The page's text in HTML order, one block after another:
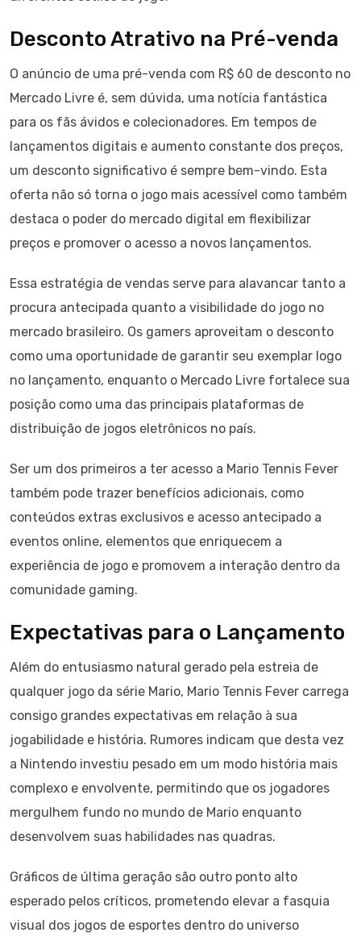
Desconto Atrativo na Pré-venda
O anúncio de uma pré-venda com R$ 60 de desconto no
Mercado Livre é, sem dúvida, uma notícia fantástica
para os fãs ávidos e colecionadores. Em tempos de
lançamentos digitais e aumento constante dos preços,
um desconto significativo é sempre bem-vindo. Esta
oferta não só torna o jogo mais acessível como também
destaca o poder do mercado digital em flexibilizar
preços e promover o acesso a novos lançamentos.
Essa estratégia de vendas serve para alavancar tanto a
procura antecipada quanto a visibilidade do jogo no
mercado brasileiro. Os gamers aproveitam o desconto
como uma oportunidade de garantir seu exemplar logo
no lançamento, enquanto o Mercado Livre fortalece sua
posição como uma das principais plataformas de
distribuição de jogos eletrônicos no país.
Ser um dos primeiros a ter acesso a Mario Tennis Fever
também pode trazer benefícios adicionais, como
conteúdos extras exclusivos e acesso antecipado a
eventos online, elementos que enriquecem a
experiência de jogo e promovem a interação dentro da
comunidade gaming.
Expectativas para o Lançamento
Além do entusiasmo natural gerado pela estreia de
qualquer jogo da série Mario, Mario Tennis Fever carrega
consigo grandes expectativas em relação à sua
jogabilidade e história. Rumores indicam que desta vez
a Nintendo investiu pesado em um modo história mais
complexo e envolvente, permitindo que os jogadores
mergulhem fundo no mundo de Mario enquanto
desenvolvem suas habilidades nas quadras.
Gráficos de última geração são outro ponto alto
esperado pelos críticos, prometendo elevar a fasquia
visual dos jogos de esportes dentro do universo